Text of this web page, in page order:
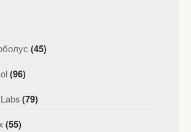
(45)
(96)
(79)
(55)